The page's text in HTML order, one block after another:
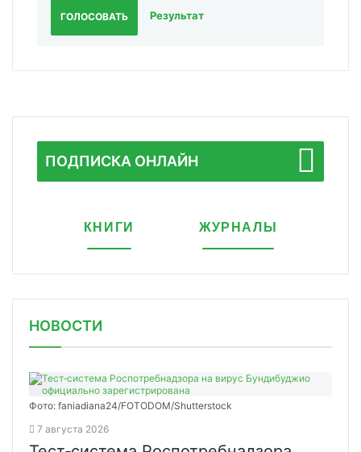
ГОЛОСОВАТЬ Результат
ПОДПИСКА ОНЛАЙН
КНИГИ ЖУРНАЛЫ
НОВОСТИ
Фото: faniadiana24/FOTODOM/Shutterstock
7 августа 2026